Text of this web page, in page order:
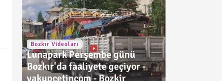
Bozkır Videoları
Lunapark Perşembe günü
Bozkır'da faaliyete geçiyor -
yakupcetincom - Bozkir